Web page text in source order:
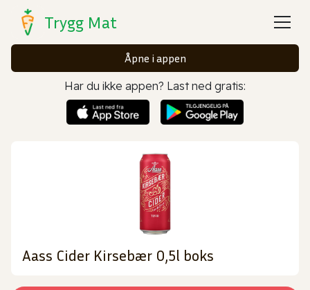
Trygg Mat
Åpne i appen
Har du ikke appen? Last ned gratis:
Aass Cider Kirsebær 0,5l boks